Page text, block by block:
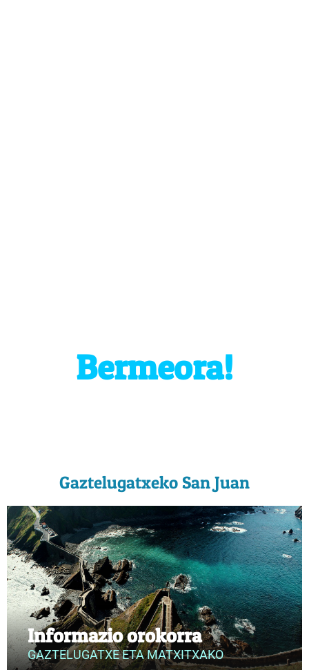
Bermeora!
Gaztelugatxeko San Juan
Informazio orokorra
GAZTELUGATXE ETA MATXITXAKO